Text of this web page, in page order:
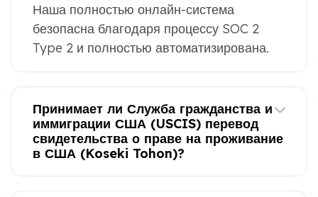
Наша полностью онлайн-система
безопасна благодаря процессу SOC 2
Type 2 и полностью автоматизирована.
Принимает ли Служба гражданства и
иммиграции США (USCIS) перевод
свидетельства о праве на проживание
в США (Koseki Tohon)?